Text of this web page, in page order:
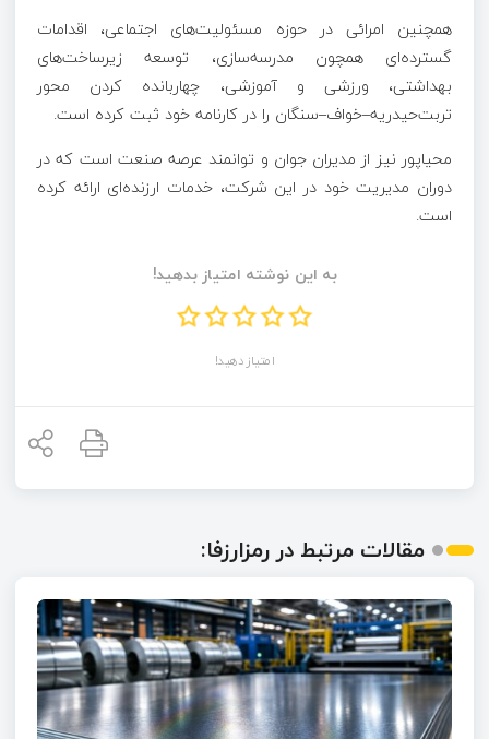
همچنین امرائی در حوزه مسئولیت‌های اجتماعی، اقدامات
گسترده‌ای همچون مدرسه‌سازی، توسعه زیرساخت‌های
بهداشتی، ورزشی و آموزشی، چهاربانده کردن محور
تربت‌حیدریه–خواف–سنگان را در کارنامه خود ثبت کرده است.
محیاپور نیز از مدیران جوان و توانمند عرصه صنعت است که در
دوران مدیریت خود در این شرکت، خدمات ارزنده‌ای ارائه کرده
است.
به این نوشته امتیاز بدهید!
امتیاز دهید!
مقالات مرتبط در رمزارزفا: